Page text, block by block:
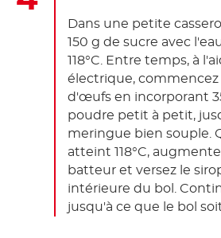
Dans une petite
150 g de sucre avec
118°C. Entre temps, à
électrique, commencez
d'œufs en incorporant
poudre petit à petit,
meringue bien souple.
atteint 118°C,
batteur et versez le
intérieure du bol.
jusqu'à ce que le bol